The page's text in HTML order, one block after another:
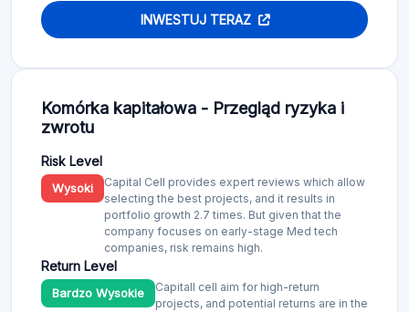
INWESTUJ TERAZ
Komórka kapitałowa - Przegląd ryzyka i
zwrotu
Risk Level
Wysoki
Capital Cell provides expert reviews which allow
selecting the best projects, and it results in
portfolio growth 2.7 times. But given that the
company focuses on early-stage Med tech
companies, risk remains high.
Return Level
Bardzo Wysokie
Capitall cell aim for high-return
projects, and potential returns are in the